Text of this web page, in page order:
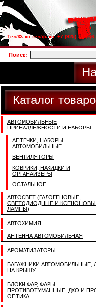
Тел/Факс тел/факс: +7 (925) 733-
Поиск:
Каталог
АВТОМОБИЛЬНЫЕ
ПРИНАДЛЕЖНОСТИ И НАБОРЫ
АПТЕЧКИ, НАБОРЫ
АВТОМОБИЛЬНЫЕ
ВЕНТИЛЯТОРЫ
КОВРИКИ, НАКИДКИ И
ОРГАНАЙЗЕРЫ
ОСТАЛЬНОЕ
АВТОСВЕТ (ГАЛОГЕНОВЫЕ,
СВЕТОДИОДНЫЕ И
ЛАМПЫ)
АВТОХИМИЯ
АНТЕННА АВТОМОБИЛЬНАЯ
АРОМАТИЗАТОРЫ
БАГАЖНИКИ АВТОМОБИЛЬНЫЕ,
НА КРЫШУ
БЛОКИ ФАР, ФАРЫ
ПРОТИВОТУМАННЫЕ, ДХО И
ОПТИКА